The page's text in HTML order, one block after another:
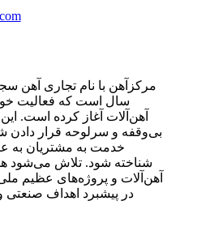
سال است که فعالیت
آهن‌آلات آغاز کرده است.
بی‌وقفه و سرلوحه قرار دادن
خدمت به مشتریان به
شناخته شود. تلاش می‌شود
آهن‌آلات و پروژه‌های عظیم
در پیشبرد اهداف صنعتی